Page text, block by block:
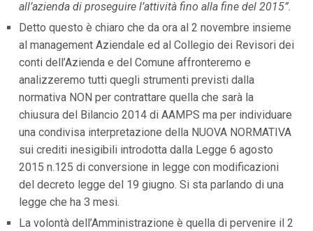
l
V
i
i
f
o
n
o
all’azienda di proseguire l’attività fino alla fine del 2015”.
Detto questo è chiaro che da ora al 2 novembre insieme
al management Aziendale ed al Collegio dei Revisori dei
conti dell’Azienda e del Comune affronteremo e
analizzeremo tutti quegli strumenti previsti dalla
normativa NON per contrattare quella che sarà la
chiusura del Bilancio 2014 di AAMPS ma per individuare
una condivisa interpretazione della NUOVA NORMATIVA
sui crediti inesigibili introdotta dalla Legge 6 agosto
2015 n.125 di conversione in legge con modificazioni
del decreto legge del 19 giugno. Si sta parlando di una
legge che ha 3 mesi.
La volontà dell’Amministrazione è quella di pervenire il 2